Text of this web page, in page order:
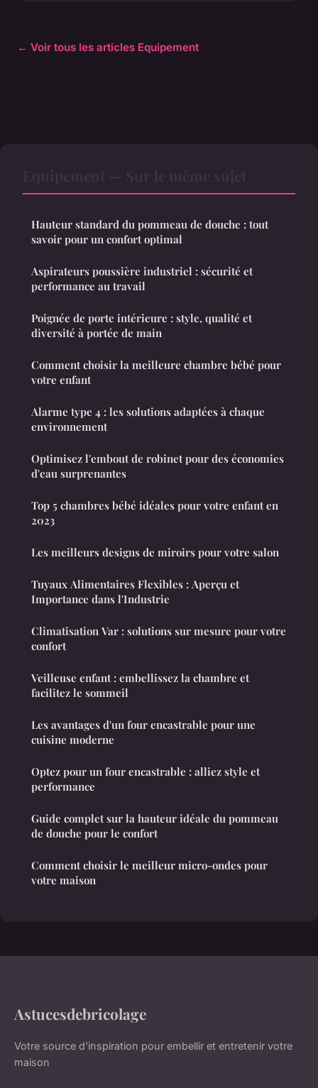
← Voir tous les articles Equipement
Hauteur standard du pommeau de douche : tout
savoir pour un confort optimal
Aspirateurs poussière industriel : sécurité et
performance au travail
Poignée de porte intérieure : style, qualité et
diversité à portée de main
Comment choisir la meilleure chambre bébé pour
votre enfant
Alarme type 4 : les solutions adaptées à chaque
environnement
Optimisez l'embout de robinet pour des économies
d'eau surprenantes
Top 5 chambres bébé idéales pour votre enfant en
2023
Les meilleurs designs de miroirs pour votre salon
Tuyaux Alimentaires Flexibles : Aperçu et
Importance dans l'Industrie
Climatisation Var : solutions sur mesure pour votre
confort
Veilleuse enfant : embellissez la chambre et
facilitez le sommeil
Les avantages d'un four encastrable pour une
cuisine moderne
Optez pour un four encastrable : alliez style et
performance
Guide complet sur la hauteur idéale du pommeau
de douche pour le confort
Comment choisir le meilleur micro-ondes pour
votre maison
Astucesdebricolage
Votre source d'inspiration pour embellir et entretenir votre
maison